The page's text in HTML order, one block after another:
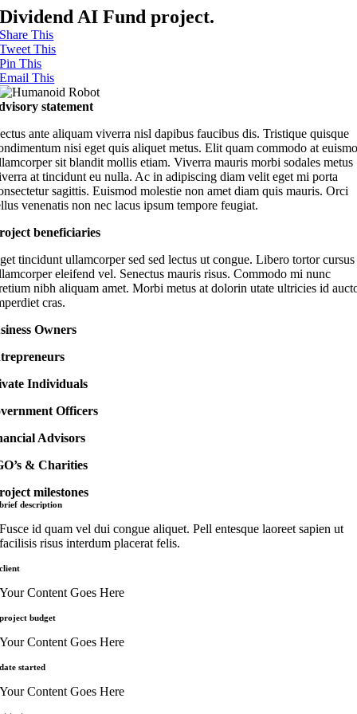
Skip
to
content
Dividend AI Fund project.
Share This
Tweet This
Pin This
Email This
statement
ante aliquam viverra nisl dapibus faucibus dis. Tristique quisque
nisi eget quis aliquet metus. Elit quam commodo at
sit blandit mollis etiam. Viverra mauris morbi sodales metus
at tincidunt eu nulla. Ac in adipiscing diam velit eget mi porta
sagittis. Euismod molestie non amet diam quis mauris. Orci
venenatis non nec lacus ipsum tempore feugiat.
beneficiaries
tincidunt ullamcorper sed sed lectus ut congue. Libero tortor cursus
eleifend vel. Senectus mauris risus. Commodo mi nunc
nibh aliquam amet. Morbi metus at dolorin utate ultricies id
cras.
Owners
Individuals
Officers
Advisors
& Charities
milestones
brief description
Fusce id quam vel dui congue aliquet. Pell entesque laoreet sapien ut
facilisis risus interdum placerat felis.
client
Your Content Goes Here
project budget
Your Content Goes Here
date started
Your Content Goes Here